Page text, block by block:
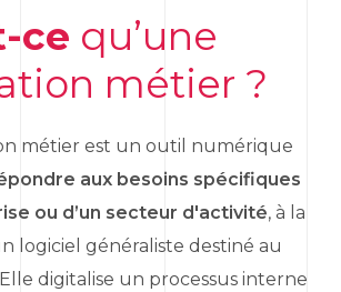
ce qu’une
métier ?
métier est un outil numérique
aux besoins spécifiques
ou d’un secteur d'activité, à la
logiciel généraliste destiné au
digitalise un processus interne